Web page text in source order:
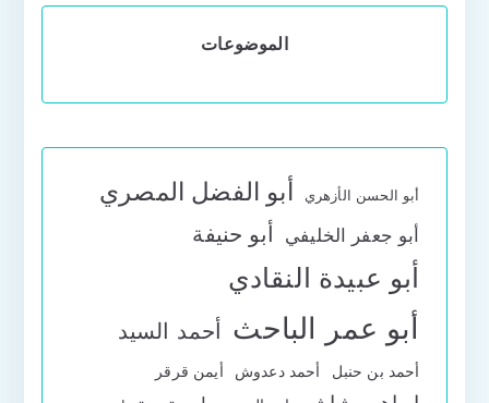
الموضوعات
أبو الحسن الأزهري أبو الفضل المصري
أبو جعفر الخليفي أبو حنيفة
أبو عبيدة النقادي
أبو عمر الباحث أحمد السيد
أحمد بن حنبل أحمد دعدوش أيمن قرقر